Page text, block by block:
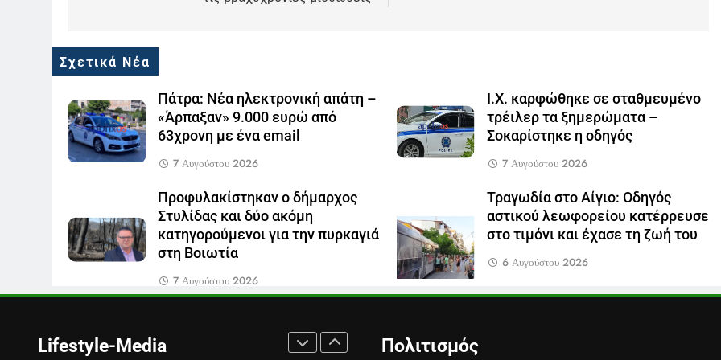
Σχετικά Νέα
Πάτρα: Νέα ηλεκτρονική απάτη –
«Άρπαξαν» 9.000 ευρώ από
63χρονη με ένα email
7 Αυγούστου 2026
Ι.Χ. καρφώθηκε σε σταθμευμένο
τρέιλερ τα ξημερώματα –
Σοκαρίστηκε η οδηγός
7 Αυγούστου 2026
Προφυλακίστηκαν ο δήμαρχος
Στυλίδας και δύο ακόμη
κατηγορούμενοι για την πυρκαγιά
στη Βοιωτία
7 Αυγούστου 2026
Τραγωδία στο Αίγιο: Οδηγός
αστικού λεωφορείου κατέρρευσε
στο τιμόνι και έχασε τη ζωή του
6 Αυγούστου 2026
Lifestyle-Media
6
LIFESTYLE-MEDIA
Παναγιώτης Στάθης
LIFESTYLE-MEDIA
Καθημερινή και The New York
Times μαζί σε μια νέα
συνδρομητική πρόταση
LIFESTYLE-MEDIA
24
Πολιτισμός